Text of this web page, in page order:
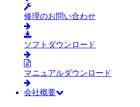
修理のお問い合わせ
ソフトダウンロード
マニュアルダウンロード
会社概要